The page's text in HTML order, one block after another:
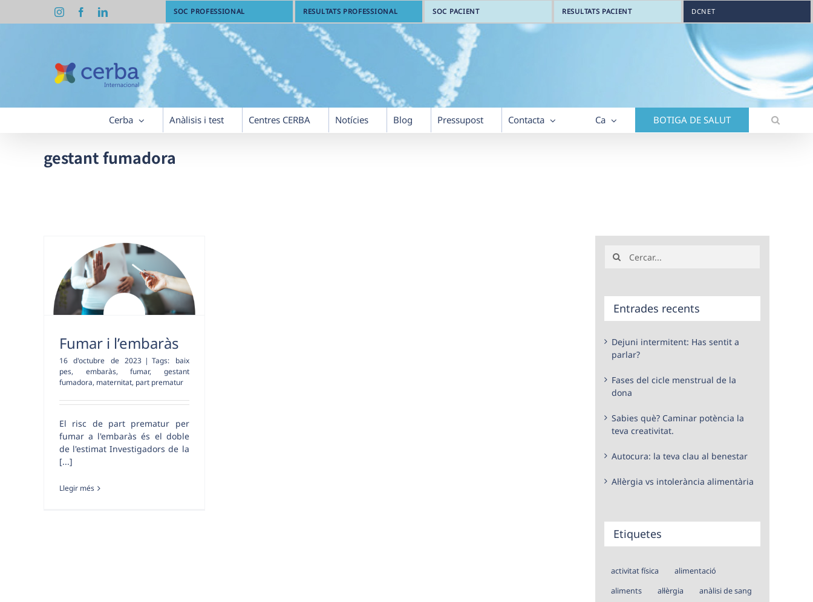
InstagramFacebookLinkedIn SOC PROFESSIONAL RESULTATS PROFESSIONAL SOC PACIENT RESULTATS PACIENT DCNET
Cerba Anàlisis i test Centres CERBA Notícies Blog Pressupost Contacta Ca BOTIGA DE SALUT
gestant fumadora
Fumar i l’embaràs
16 d'octubre de 2023 | Tags: baix
pes, embaràs,fumar, gestant
fumadora, maternitat, part prematur
El risc de part prematur per
fumar a l'embaràs és el doble
de l'estimat Investigadors de la
[...]
Llegir més
Search
for:
Entrades recents
Dejuni intermitent: Has sentit a
parlar?
Fases del cicle menstrual de la
dona
Sabies què? Caminar potència la
teva creativitat.
Autocura: la teva clau al benestar
Al·lèrgia vs intolerància alimentària
Etiquetes
activitat física
alimentació
aliments
al·lèrgia
anàlisi de sang